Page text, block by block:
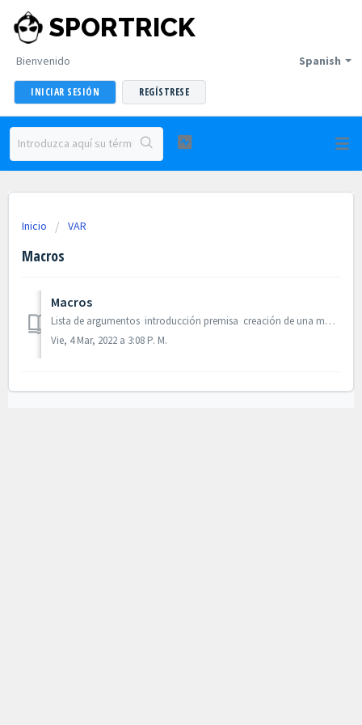
SPORTRICK
Spanish
Bienvenido
INICIAR SESIÓN REGÍSTRESE
Inicio VAR
Macros
Macros
Lista de argumentos introducción premisa creación de una macro paso 1: lista de selección paso 2: programación de las macros paso 2.1 parámetros ...
Vie, 4 Mar, 2022 a 3:08 P. M.